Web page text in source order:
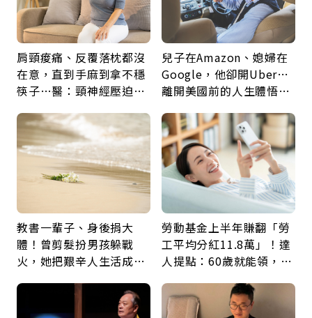
肩頸痠痛、反覆落枕都沒
在意，直到手麻到拿不穩
筷子…醫：頸神經壓迫上
鍵
兒子在Amazon、媳婦在
Google，他卻開Uber…
離開美國前的人生體悟：
教書一輩子、身後捐大
體！曾剪髮扮男孩躲戰
火，她把艱辛人生活成風
勞動基金上半年賺翻「勞
工平均分紅11.8萬」！達
人提點：60歲就能領，重